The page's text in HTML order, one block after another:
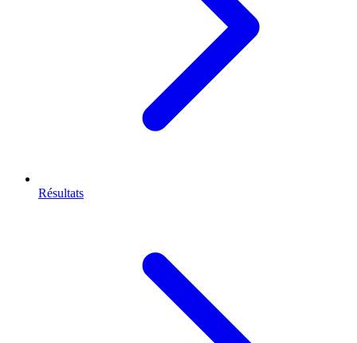
Résultats